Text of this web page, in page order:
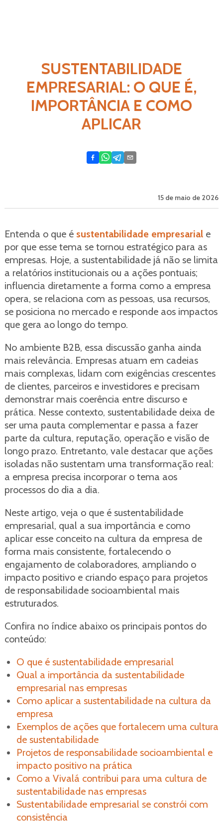
SUSTENTABILIDADE
EMPRESARIAL: O QUE É,
IMPORTÂNCIA E COMO
APLICAR
15 de maio de 2026
Entenda o que é sustentabilidade empresarial e
por que esse tema se tornou estratégico para as
empresas. Hoje, a sustentabilidade já não se limita
a relatórios institucionais ou a ações pontuais;
influencia diretamente a forma como a empresa
opera, se relaciona com as pessoas, usa recursos,
se posiciona no mercado e responde aos impactos
que gera ao longo do tempo.
No ambiente B2B, essa discussão ganha ainda
mais relevância. Empresas atuam em cadeias
mais complexas, lidam com exigências crescentes
de clientes, parceiros e investidores e precisam
demonstrar mais coerência entre discurso e
prática. Nesse contexto, sustentabilidade deixa de
ser uma pauta complementar e passa a fazer
parte da cultura, reputação, operação e visão de
longo prazo. Entretanto, vale destacar que ações
isoladas não sustentam uma transformação real:
a empresa precisa incorporar o tema aos
processos do dia a dia.
Neste artigo, veja o que é sustentabilidade
empresarial, qual a sua importância e como
aplicar esse conceito na cultura da empresa de
forma mais consistente, fortalecendo o
engajamento de colaboradores, ampliando o
impacto positivo e criando espaço para projetos
de responsabilidade socioambiental mais
estruturados.
Confira no índice abaixo os principais pontos do
conteúdo:
O que é sustentabilidade empresarial
Qual a importância da sustentabilidade
empresarial nas empresas
Como aplicar a sustentabilidade na cultura da
empresa
Exemplos de ações que fortalecem uma cultura
de sustentabilidade
Projetos de responsabilidade socioambiental e
impacto positivo na prática
Como a Vivalá contribui para uma cultura de
sustentabilidade nas empresas
Sustentabilidade empresarial se constrói com
consistência